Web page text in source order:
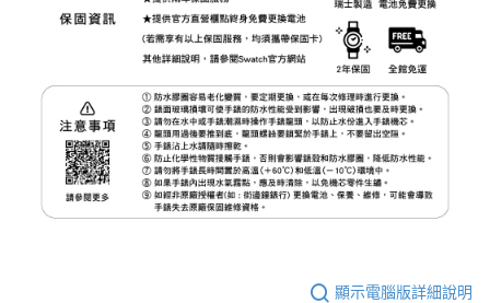
顯示電腦版詳細說明